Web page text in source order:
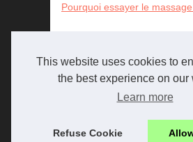
This website uses cookies to
the best experience on our
Learn more
Refuse Cookie
Pourquoi essayer le
11/11/2020 Pourquoi
21/12/2015 A voir en
Le site de